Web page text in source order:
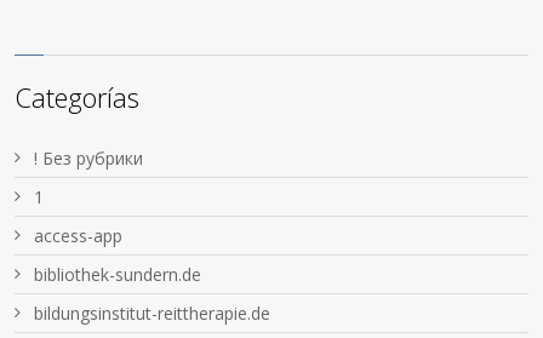
Categorías
! Без рубрики
1
access-app
bibliothek-sundern.de
bildungsinstitut-reittherapie.de